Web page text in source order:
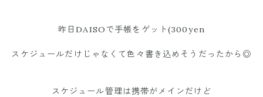
昨日DAISOで手帳をゲット(300yen
スケジュールだけじゃなくて色々書き込めそうだったから◎
スケジュール管理は携帯がメインだけど